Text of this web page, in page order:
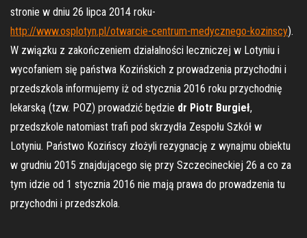
stronie w dniu 26 lipca 2014 roku-
http://www.osplotyn.pl/otwarcie-centrum-medycznego-kozinscy).
W związku z zakończeniem działalności leczniczej w Lotyniu i
wycofaniem się państwa Kozińskich z prowadzenia przychodni i
przedszkola informujemy iż od stycznia 2016 roku przychodnię
lekarską (tzw. POZ) prowadzić będzie dr Piotr Burgieł,
przedszkole natomiast trafi pod skrzydła Zespołu Szkół w
Lotyniu. Państwo Kozińscy złożyli rezygnację z wynajmu obiektu
w grudniu 2015 znajdującego się przy Szczecineckiej 26 a co za
tym idzie od 1 stycznia 2016 nie mają prawa do prowadzenia tu
przychodni i przedszkola.